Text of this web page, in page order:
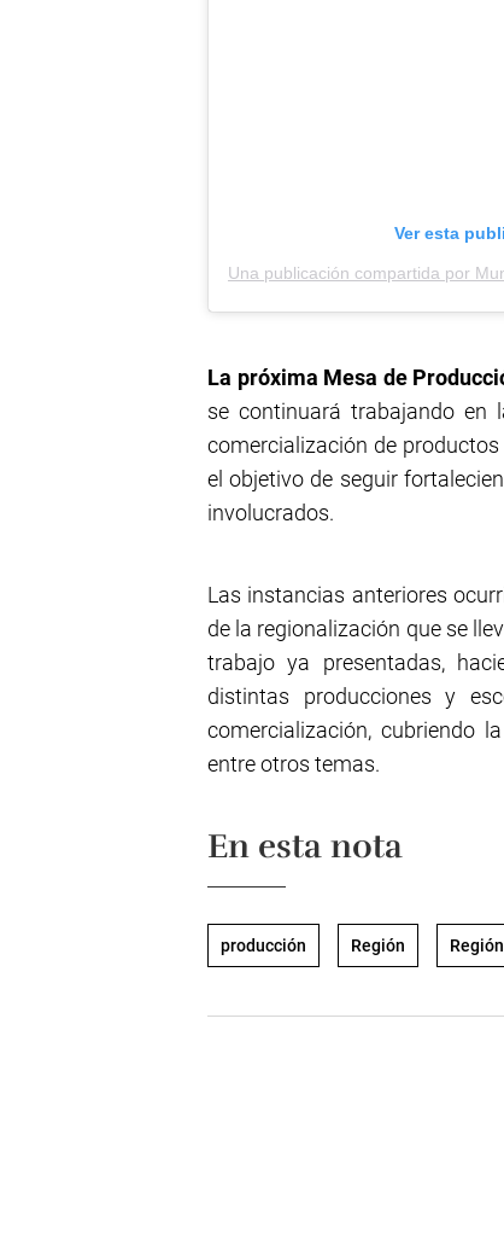
Ver esta
La próxima Mesa de
se continuará trabajando en
comercialización de
el objetivo de seguir
involucrados.
Las instancias anteriores
de la regionalización que se
trabajo ya presentadas,
distintas producciones y
comercialización, cubriendo
entre otros temas.
En esta nota
producción Región